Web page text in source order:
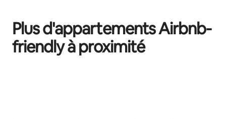
Plus d'appartements Airbnb-
friendly à proximité